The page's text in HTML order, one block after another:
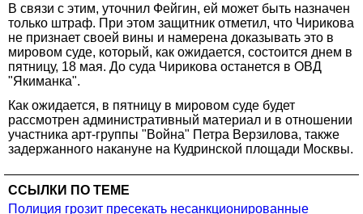
В связи с этим, уточнил Фейгин, ей может быть назначен
только штраф. При этом защитник отметил, что Чирикова
не признает своей вины и намерена доказывать это в
мировом суде, который, как ожидается, состоится днем в
пятницу, 18 мая. До суда Чирикова останется в ОВД
"Якиманка".
Как ожидается, в пятницу в мировом суде будет
рассмотрен административный материал и в отношении
участника арт-группы "Война" Петра Верзилова, также
задержанного накануне на Кудринской площади Москвы.
ССЫЛКИ ПО ТЕМЕ
Полиция грозит пресекать несанкционированные